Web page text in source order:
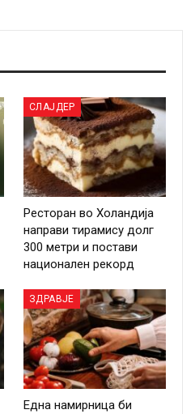
СЛАЈДЕР
Ресторан во Холандија
направи тирамису долг
300 метри и постави
национален рекорд
ЗДРАВЈЕ
Една намирница би